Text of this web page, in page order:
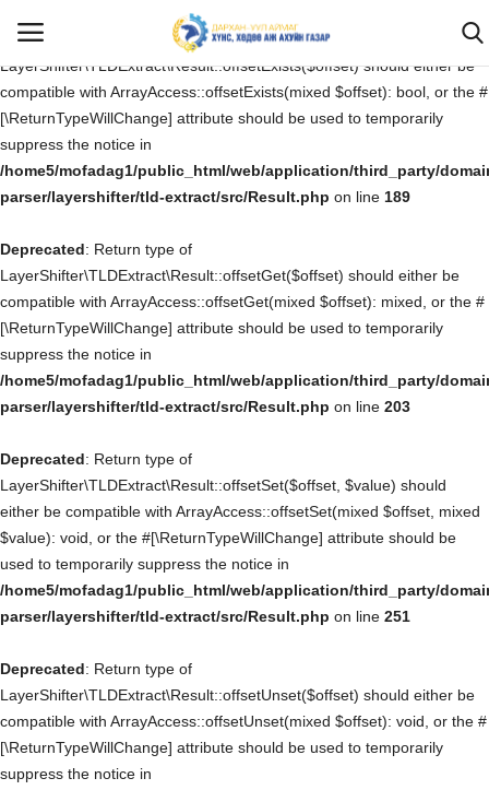
Deprecated
: Return type of
LayerShifter\TLDExtract\Result::offsetExists($offset) should either be
compatible with ArrayAccess::offsetExists(mixed $offset): bool, or the #
[\ReturnTypeWillChange] attribute should be used to temporarily
suppress the notice in
/home5/mofadag1/public_html/web/application/third_party/
parser/layershifter/tld-extract/src/Result.php on line 189
Deprecated: Return type of
LayerShifter\TLDExtract\Result::offsetGet($offset) should either be
compatible with ArrayAccess::offsetGet(mixed $offset): mixed, or the #
[\ReturnTypeWillChange] attribute should be used to temporarily
suppress the notice in
/home5/mofadag1/public_html/web/application/third_party/
parser/layershifter/tld-extract/src/Result.php on line 203
Deprecated: Return type of
LayerShifter\TLDExtract\Result::offsetSet($offset, $value) should
either be compatible with ArrayAccess::offsetSet(mixed $offset, mixed
$value): void, or the #[\ReturnTypeWillChange] attribute should be
used to temporarily suppress the notice in
/home5/mofadag1/public_html/web/application/third_party/
parser/layershifter/tld-extract/src/Result.php on line 251
Deprecated: Return type of
LayerShifter\TLDExtract\Result::offsetUnset($offset) should either be
compatible with ArrayAccess::offsetUnset(mixed $offset): void, or the #
[\ReturnTypeWillChange] attribute should be used to temporarily
suppress the notice in
Нэвтрэх Бүртгүүлэх
Эхлэх
САНАЛ ХҮСЭЛТ, ӨРГӨДӨЛ ГОМДОЛ
Бидний тухай
Мэдээ мэдээлэл
Ил тод байдал
Хууль тогтоомж
Үйлчилгээ
Төсөл хөтөлбөр